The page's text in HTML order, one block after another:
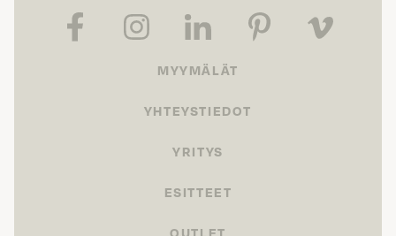
MYYMÄLÄT
YHTEYSTIEDOT
YRITYS
ESITTEET
OUTLET